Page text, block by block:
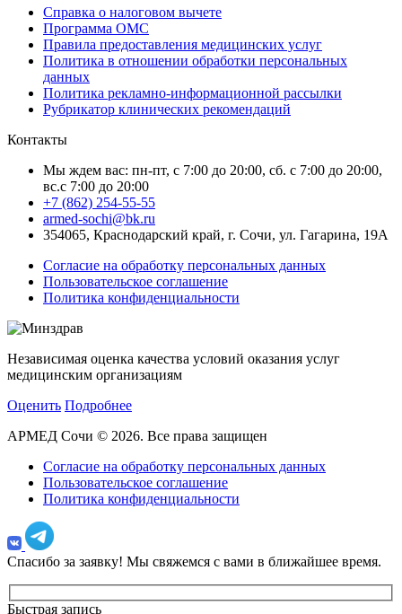
Справка о налоговом вычете
Программа ОМС
Правила предоставления медицинских услуг
Политика в отношении обработки персональных
данных
Политика рекламно-информационной рассылки
Рубрикатор клинических рекомендаций
Контакты
Мы ждем вас: пн-пт, с 7:00 до 20:00, сб. с 7:00 до 20:00,
вс.с 7:00 до 20:00
+7 (862) 254-55-55
armed-sochi@bk.ru
354065, Краснодарский край, г. Сочи, ул. Гагарина, 19А
Согласие на обработку персональных данных
Пользовательское соглашение
Политика конфиденциальности
Независимая оценка качества условий оказания услуг
медицинским организациям
Оценить Подробнее
АРМЕД Сочи © 2026. Все права защищен
Согласие на обработку персональных данных
Пользовательское соглашение
Политика конфиденциальности
Спасибо за заявку! Мы свяжемся с вами в ближайшее время.
Быстрая запись